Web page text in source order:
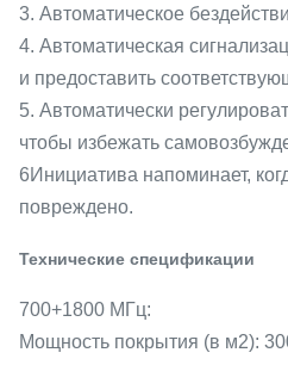
3. Автоматическое
4. Автоматическая
и предоставить
5. Автоматически
чтобы избежать
6Инициатива напоминает,
повреждено.
Технические спецификации
700+1800 МГц:
Мощность покрытия (в м2):